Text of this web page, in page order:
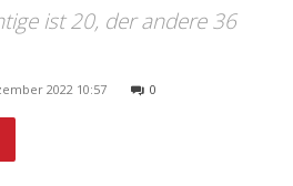
ist 20, der andere 36
2022 10:57 0